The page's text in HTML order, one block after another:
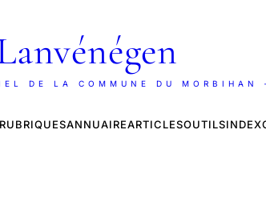
DE LA COMMUNE DU MORBIHAN
RUBRIQUESANNUAIREARTICLESOUTILSINDEX